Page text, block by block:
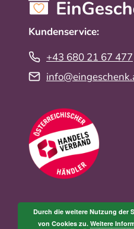
Kundenservice:
+43 680 21 67 477
Durch die weitere Nutzung der
von Cookies zu. Weitere